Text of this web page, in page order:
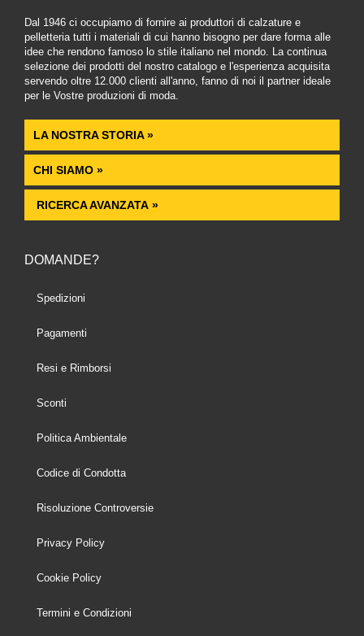
Dal 1946 ci occupiamo di fornire ai produttori di calzature e
pelletteria tutti i materiali di cui hanno bisogno per dare forma alle
idee che rendono famoso lo stile italiano nel mondo. La continua
selezione dei prodotti del nostro catalogo e l'esperienza acquisita
servendo oltre 12.000 clienti all'anno, fanno di noi il partner ideale
per le Vostre produzioni di moda.
LA NOSTRA STORIA »
CHI SIAMO »
RICERCA AVANZATA »
DOMANDE?
Spedizioni
Pagamenti
Resi e Rimborsi
Sconti
Politica Ambientale
Codice di Condotta
Risoluzione Controversie
Privacy Policy
Cookie Policy
Termini e Condizioni